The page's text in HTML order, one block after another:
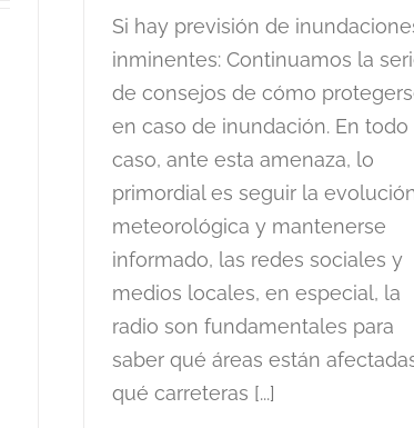
Si hay previsión de
inminentes: Continuamos la
de consejos de cómo
en caso de inundación. En todo
caso, ante esta amenaza, lo
primordial es seguir la
meteorológica y mantenerse
informado, las redes sociales y
medios locales, en especial, la
radio son fundamentales para
saber qué áreas están
qué carreteras [...]